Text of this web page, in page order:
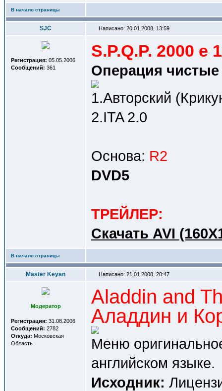
В начало страницы
SJC Написано: 20.01.2008, 13:59
Регистрация: 05.05.2006
Сообщений: 361
S.P.Q.P. 2000 e
Операция чистые
1.Авторский
2.ITA 2.0
Основа: R2
DVD5
ТРЕЙЛЕР:
Cкачать AVI
В начало страницы
Master Keyan Написано: 21.01.2008, 20:47
Модератор
Регистрация: 31.08.2006
Сообщений: 2782
Откуда: Московская
Область
Aladdin and
Аладдин и
Меню
английском языке.
Исходник: